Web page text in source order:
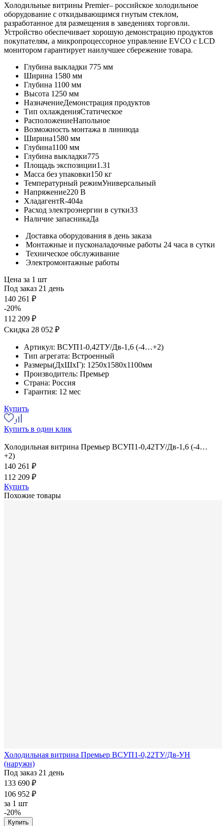
Холодильные витрины Premier– российское холодильное
оборудование с откидывающимся гнутым стеклом,
разработанное для размещения в заведениях торговли.
Устройство обеспечивает хорошую демонстрацию продуктов
покупателям, а микропроцессорное управление EVCO с LCD
монитором гарантирует наилучшее сбережение товара.
Глубина выкладки 775 мм
Ширина 1580 мм
Глубина 1100 мм
Высота 1250 мм
НазначениеДемонстрация продуктов
Тип охлажденияСтатическое
РасположениеНапольное
Возможность монтажа в линиюда
Ширина1580 мм
Глубина1100 мм
Глубина выкладки775
Площадь экспозиции1.31
Масса без упаковки150 кг
Температурный режимУниверсальный
Напряжение220 В
ХладагентR-404a
Расход электроэнергии в сутки33
Наличие запасникаДа
Доставка оборудования в день заказа
Монтажные и пусконаладочные работы 24 часа в сутки
Техническое обслуживание
Электромонтажные работы
Цена за 1 шт
Под заказ 21 день
140 261 ₽
-20%
112 209 ₽
Скидка 28 052 ₽
Артикул: ВСУП1-0,42ТУ/Дв-1,6 (-4…+2)
Тип агрегата: Встроенный
Размеры(ДхШхГ): 1250x1580x1100мм
Производитель: Премьер
Страна: Россия
Гарантия: 12 мес
Купить
Купить в один клик
Холодильная витрина Премьер ВСУП1-0,42ТУ/Дв-1,6 (-4…
+2)
140 261 ₽
112 209 ₽
Купить
Похожие товары
Холодильная витрина Премьер ВСУП1-0,22ТУ/Дв-УН
(наружн)
Под заказ 21 день
133 690 ₽
106 952 ₽
за 1 шт
-20%
Купить